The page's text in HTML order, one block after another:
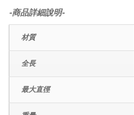
-商品詳細說明-
材質
全長
最大直徑